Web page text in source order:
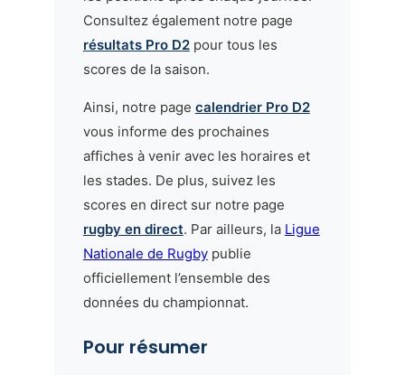
Consultez également notre page
résultats Pro D2pour tous les
scores de la saison.
Ainsi, notre page calendrier Pro D2
vous informe des prochaines
affiches à venir avec les horaires et
les stades. De plus, suivez les
scores en direct sur notre page
rugby en direct. Par ailleurs, la Ligue
Nationale de Rugbypublie
officiellement l’ensemble des
données du championnat.
Pour résumer